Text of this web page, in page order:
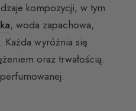
kompozycji, w tym
, woda zapachowa,
Każda wyróżnia się
oraz trwałością.